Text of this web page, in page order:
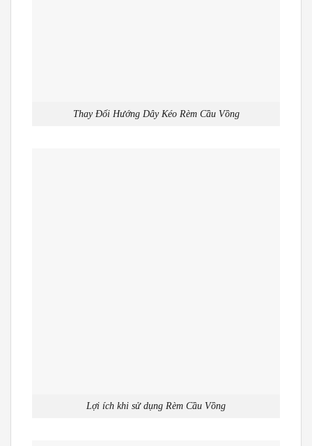
Thay Đổi Hướng Dây Kéo Rèm Cầu Vồng
Lợi ích khi sử dụng Rèm Cầu Vồng